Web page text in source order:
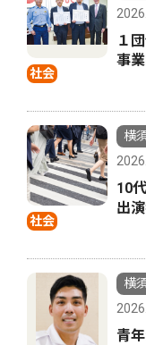
社会
１
事
社会
横
10
出
横
青